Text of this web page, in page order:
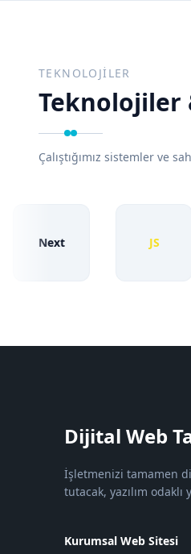
TEKNOLOJILER
Teknolojiler
Çalıştığımız sistemler ve
Next
Dijital Web
İşletmenizi tamamen
tutacak, yazılım
Kurumsal Web Sitesi